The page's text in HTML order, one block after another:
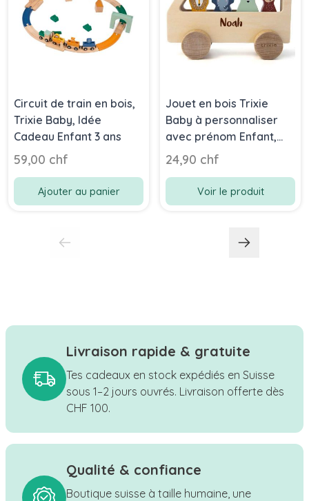
Circuit de train en bois,
Trixie Baby, Idée
Cadeau Enfant 3 ans
59,00 chf
Ajouter au panier
Jouet en bois Trixie
Baby à personnaliser
avec prénom Enfant,
Bus, dès 18 mois
24,90 chf
Voir le produit
Livraison rapide & gratuite
Tes cadeaux en stock expédiés en Suisse
sous 1–2 jours ouvrés. Livraison offerte dès
CHF 100.
Qualité & confiance
Boutique suisse à taille humaine, une